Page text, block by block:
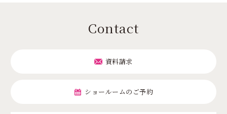
Contact
資料請求
ショールームのご予約